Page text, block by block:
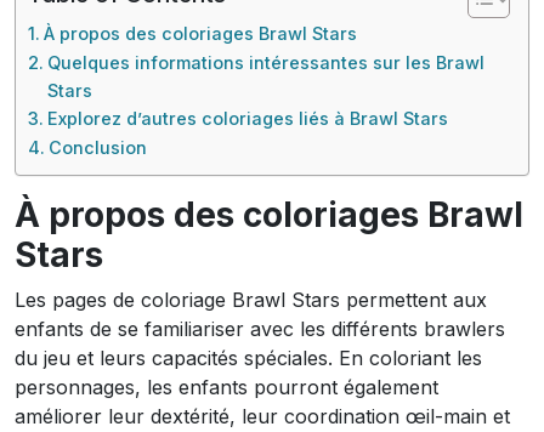
À propos des coloriages Brawl Stars
Quelques informations intéressantes sur les Brawl
Stars
Explorez d’autres coloriages liés à Brawl Stars
Conclusion
À propos des coloriages Brawl
Stars
Les pages de coloriage Brawl Stars permettent aux
enfants de se familiariser avec les différents brawlers
du jeu et leurs capacités spéciales. En coloriant les
personnages, les enfants pourront également
améliorer leur dextérité, leur coordination œil-main et